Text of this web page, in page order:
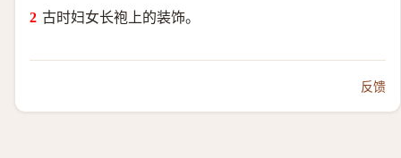
古时妇女长袍上的装饰。
反馈